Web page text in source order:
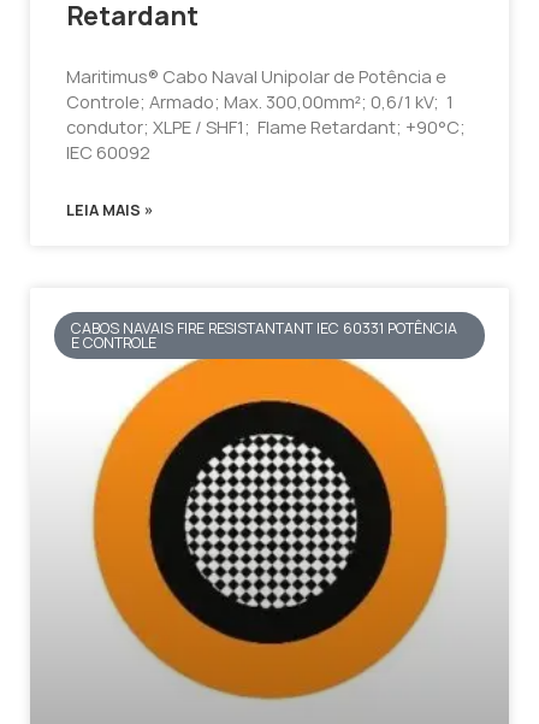
Retardant
Maritimus® Cabo Naval Unipolar de Potência e
Controle; Armado; Max. 300,00mm²; 0,6/1 kV; 1
condutor; XLPE / SHF1; Flame Retardant; +90°C;
IEC 60092
LEIA MAIS »
CABOS NAVAIS FIRE RESISTANTANT IEC 60331 POTÊNCIA
E CONTROLE